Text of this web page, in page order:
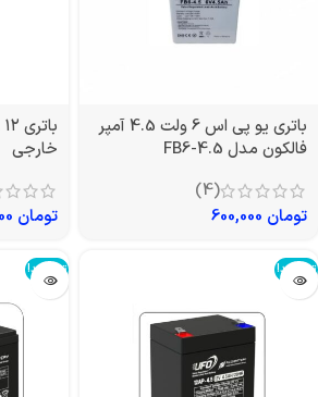
باتری یو پی اس 6 ولت 4.5 آمپر
فالکون مدل FB6-4.5
(4)
تومان
خارجی
تومان
تمام شد! تمام شد!